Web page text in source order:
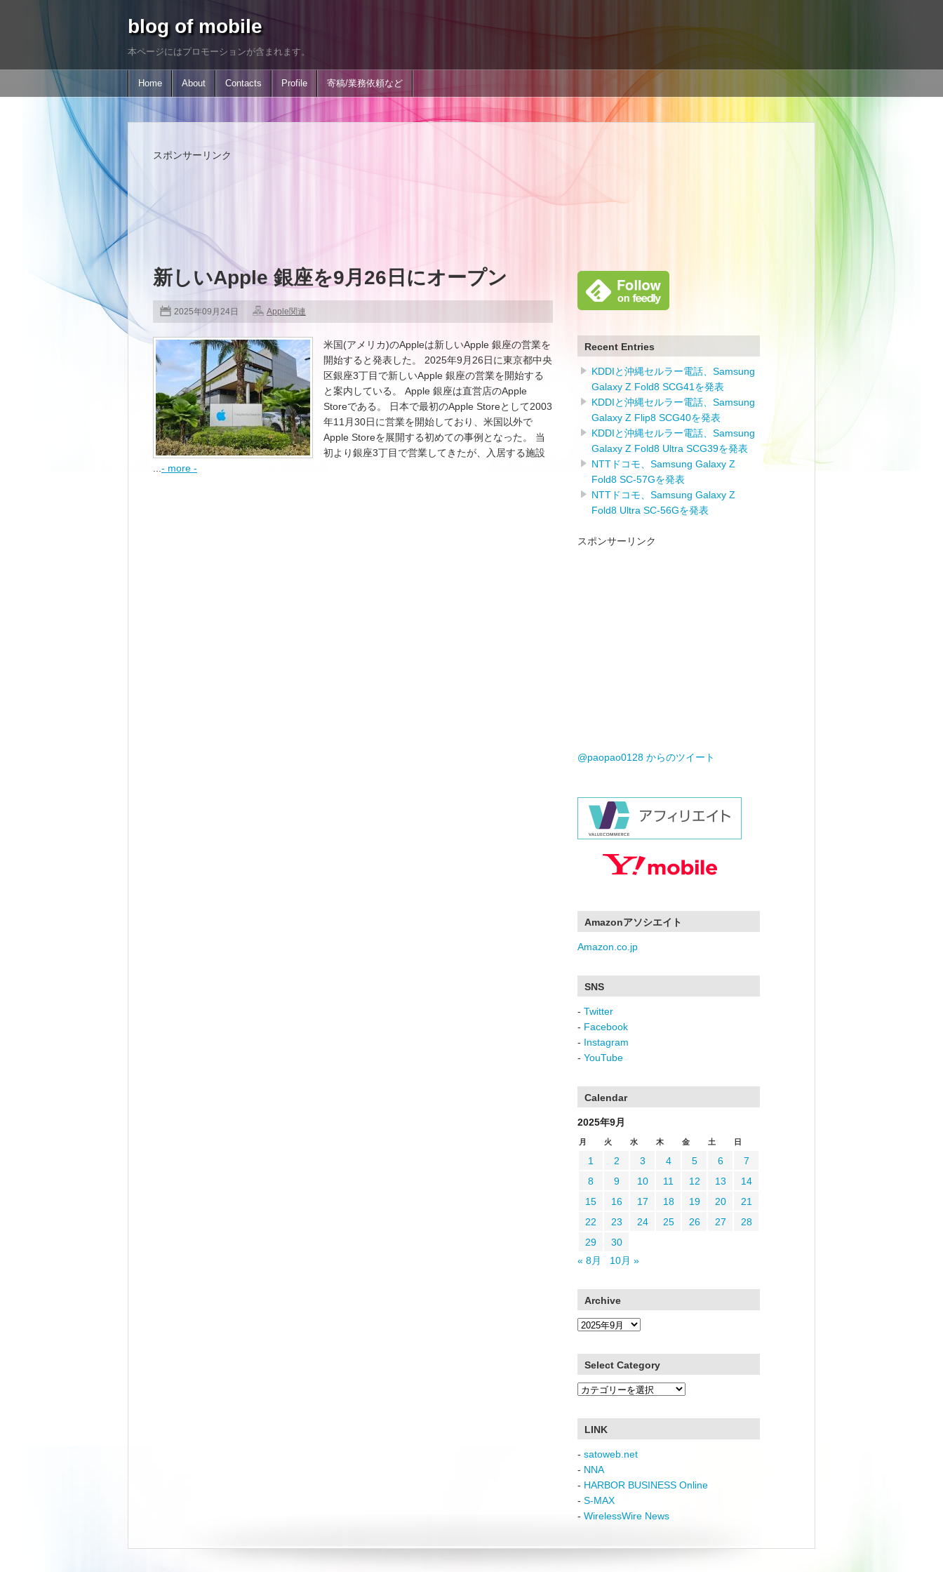
blog of mobile
本ページにはプロモーションが含まれます。
Home About Contacts Profile 寄稿/業務依頼など
スポンサーリンク
新しいApple 銀座を9月26日にオープン
2025年09月24日 Apple関連
米国(アメリカ)のAppleは新しいApple 銀座の営業を
開始すると発表した。 2025年9月26日に東京都中央
区銀座3丁目で新しいApple 銀座の営業を開始する
と案内している。 Apple 銀座は直営店のApple
Storeである。 日本で最初のApple Storeとして2003
年11月30日に営業を開始しており、米国以外で
Apple Storeを展開する初めての事例となった。 当
初より銀座3丁目で営業してきたが、入居する施設
- more -
Recent Entries
KDDIと沖縄セルラー電話、Samsung
Galaxy Z Fold8 SCG41を発表
KDDIと沖縄セルラー電話、Samsung
Galaxy Z Flip8 SCG40を発表
KDDIと沖縄セルラー電話、Samsung
Galaxy Z Fold8 Ultra SCG39を発表
NTTドコモ、Samsung Galaxy Z
Fold8 SC-57Gを発表
NTTドコモ、Samsung Galaxy Z
Fold8 Ultra SC-56Gを発表
スポンサーリンク
@paopao0128 からのツイート
Amazonアソシエイト
Amazon.co.jp
SNS
- Twitter
- Facebook
- Instagram
- YouTube
Calendar
2025年9月
月 火 水 木 金 土 日
1 2 3 4 5 6
7
8
9 10 11 12 13
14
15
16 17 18 19 20
21
22
23 24 25 26 27
28
29
30
« 8月
10月 »
Archive
Archive
Select Category
Select
LINK
- satoweb.net
- NNA
- HARBOR BUSINESS Online
- S-MAX
- WirelessWire News